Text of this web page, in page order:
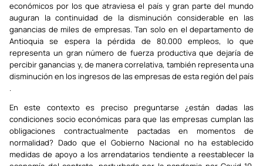
económicos por los que atraviesa el país y gran parte del mundo
auguran la continuidad de la disminución considerable en las
ganancias de miles de empresas. Tan solo en el departamento de
Antioquia se espera la pérdida de 80.000 empleos, lo que
representa un gran número de fuerza productiva que dejaría de
percibir ganancias y, de manera correlativa, también representa una
disminución en los ingresos de las empresas de esta región del país
.
En este contexto es preciso preguntarse ¿están dadas las
condiciones socio económicas para que las empresas cumplan las
obligaciones contractualmente pactadas en momentos de
normalidad? Dado que el Gobierno Nacional no ha establecido
medidas de apoyo a los arrendatarios tendiente a reestablecer la